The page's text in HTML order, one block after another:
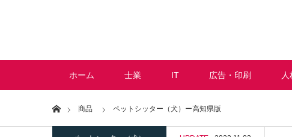
ホーム 士業 IT 広告・印刷 人
Home商品 ペットシッター（犬）ー高知県版